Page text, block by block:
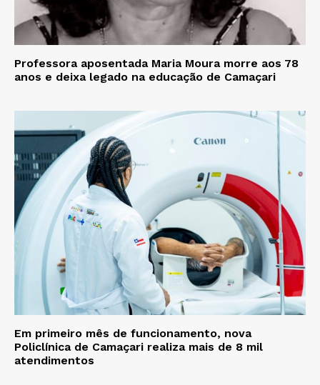
Professora aposentada Maria Moura morre aos 78
anos e deixa legado na educação de Camaçari
Em primeiro mês de funcionamento, nova
Policlínica de Camaçari realiza mais de 8 mil
atendimentos